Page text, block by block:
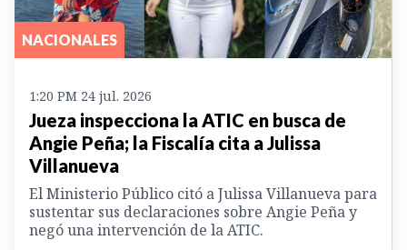
NACIONALES
1:20 PM 24 jul. 2026
Jueza inspecciona la ATIC en busca de
Angie Peña; la Fiscalía cita a Julissa
Villanueva
El Ministerio Público citó a Julissa Villanueva para
sustentar sus declaraciones sobre Angie Peña y
negó una intervención de la ATIC.